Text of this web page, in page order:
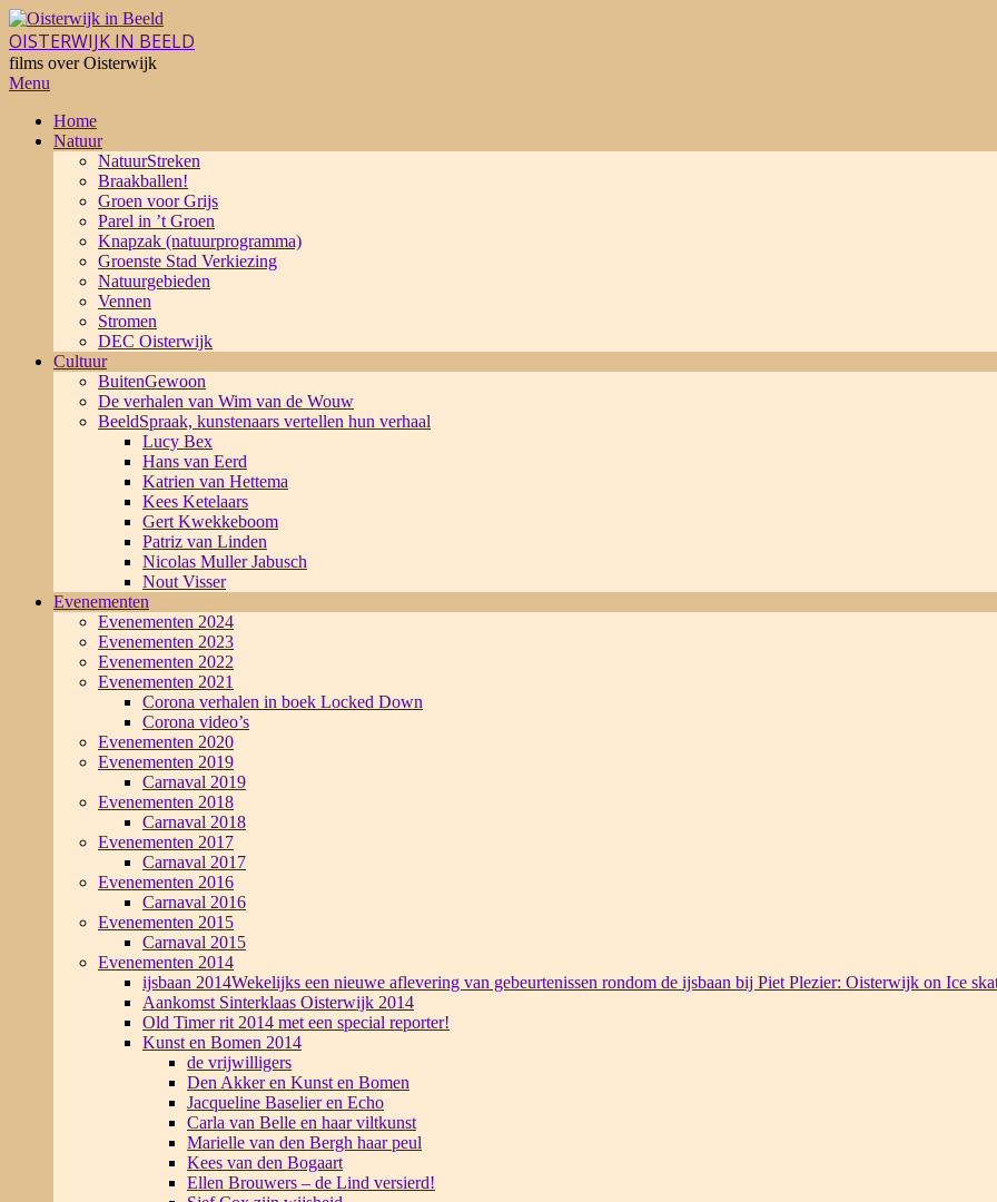
Skip
to
content
OISTERWIJK IN BEELD
films over Oisterwijk
Primary
Menu
Menu
Home
Natuur
NatuurStreken
Braakballen!
Groen voor Grijs
Parel in ’t Groen
Knapzak (natuurprogramma)
Groenste Stad Verkiezing
Natuurgebieden
Vennen
Stromen
DEC Oisterwijk
Cultuur
BuitenGewoon
De verhalen van Wim van de Wouw
BeeldSpraak, kunstenaars vertellen hun verhaal
Lucy Bex
Hans van Eerd
Katrien van Hettema
Kees Ketelaars
Gert Kwekkeboom
Patriz van Linden
Nicolas Muller Jabusch
Nout Visser
Evenementen
Evenementen 2024
Evenementen 2023
Evenementen 2022
Evenementen 2021
Corona verhalen in boek Locked Down
Corona video’s
Evenementen 2020
Evenementen 2019
Carnaval 2019
Evenementen 2018
Carnaval 2018
Evenementen 2017
Carnaval 2017
Evenementen 2016
Carnaval 2016
Evenementen 2015
Carnaval 2015
Evenementen 2014
ijsbaan 2014Wekelijks een nieuwe aflevering van gebeurtenissen rondom de ijsbaan bij Piet Plezier: Oisterwijk on Ice
Aankomst Sinterklaas Oisterwijk 2014
Old Timer rit 2014 met een special reporter!
Kunst en Bomen 2014
de vrijwilligers
Den Akker en Kunst en Bomen
Jacqueline Baselier en Echo
Carla van Belle en haar viltkunst
Marielle van den Bergh haar peul
Kees van den Bogaart
Ellen Brouwers – de Lind versierd!